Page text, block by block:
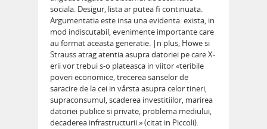
sociala. Desigur, lista ar putea fi continuata.
Argumentatia este insa una evidenta: exista, in
mod indiscutabil, evenimente importante care
au format aceasta generatie. |n plus, Howe si
Strauss atrag atentia asupra datoriei pe care X-
erii vor trebui s-o plateasca in viitor «teribile
poveri economice, trecerea sanselor de
saracire de la cei in vårsta asupra celor tineri,
supraconsumul, scaderea investitiilor, marirea
datoriei publice si private, problema mediului,
decaderea infrastructurii.» (citat in Piccoli).